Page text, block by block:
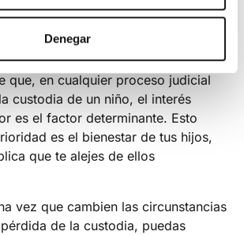
Denegar
igualmente perjudicial, no solo para
que, en cualquier proceso judicial
custodia de un niño, el interés
es el factor determinante. Esto
es el bienestar de tus hijos,
que te alejes de ellos
vez que cambien las circunstancias
de la custodia, puedas